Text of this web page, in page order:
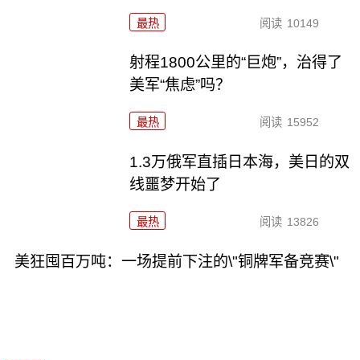
最热 阅读 10149
射程1800公里的“巨炮”，治得了
美军“焦虑”吗？
最热 阅读 15952
1.3万俄军直插日本海，美日的双
线噩梦开始了
最热 阅读 13826
美狂囤百万吨：一场提前下注的\"铜牌军备竞赛\"